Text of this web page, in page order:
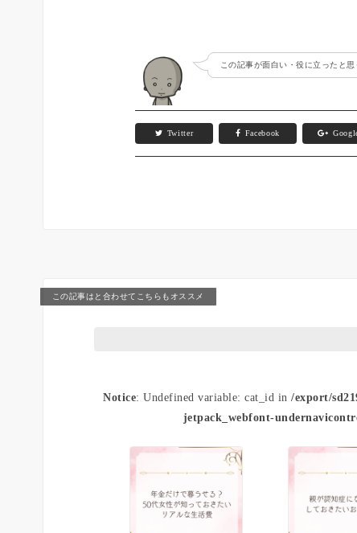
この記事が面白い・役に立ったと
Twitter Facebook
この記事はと合わせてこちらもオススメ
Notice: Undefined variable: cat_id in/export/
jetpack_webfont-